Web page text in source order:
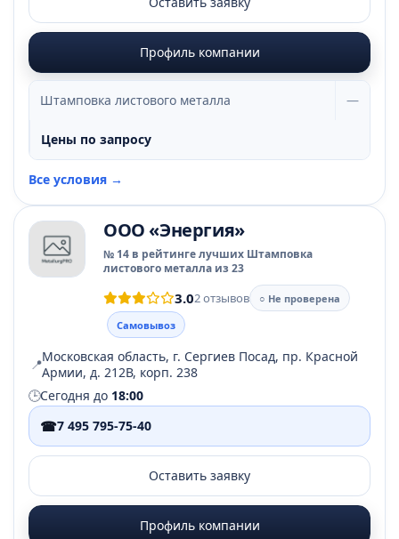
Профиль компании
Штамповка листового металла —
Цены по запросу
Все условия →
ООО «Энергия»
№ 14 в рейтинге лучших Штамповка
листового металла из 23
3.02 отзывов
○ Не проверена
Самовывоз
📍Московская область, г. Сергиев Посад, пр. Красной
Армии, д. 212В, корп. 238
🕒Сегодня до 18:00
☎7 495 795-75-40
Оставить заявку
Профиль компании